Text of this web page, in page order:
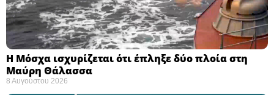
Η Μόσχα ισχυρίζεται ότι έπληξε δύο πλοία στη
Μαύρη Θάλασσα ​
8 Αυγούστου 2026